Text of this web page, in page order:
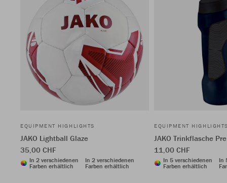
EQUIPMENT HIGHLIGHTS
JAKO Lightball Glaze
35,00 CHF
In 2 verschiedenen
Farben erhältlich
In 2 verschiedenen
Farben erhältlich
EQUIPMENT
JAKO Trinkflasche
11,00 CHF
In 5 verschiedenen
Farben erhältlich
In